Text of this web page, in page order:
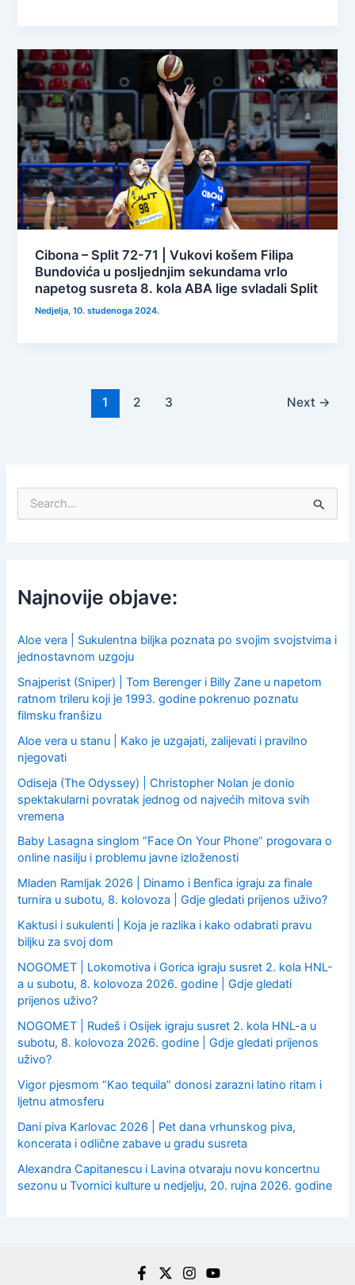
Cibona – Split 72-71 | Vukovi košem Filipa
Bundovića u posljednjim sekundama vrlo
napetog susreta 8. kola ABA lige svladali Split
Nedjelja, 10. studenoga 2024.
1 2 3 Next →
f
o
:
Najnovije objave:
Aloe vera | Sukulentna biljka poznata po svojim svojstvima i
jednostavnom uzgoju
Snajperist (Sniper) | Tom Berenger i Billy Zane u napetom
ratnom trileru koji je 1993. godine pokrenuo poznatu
filmsku franšizu
Aloe vera u stanu | Kako je uzgajati, zalijevati i pravilno
njegovati
Odiseja (The Odyssey) | Christopher Nolan je donio
spektakularni povratak jednog od najvećih mitova svih
vremena
Baby Lasagna singlom “Face On Your Phone” progovara o
online nasilju i problemu javne izloženosti
Mladen Ramljak 2026 | Dinamo i Benfica igraju za finale
turnira u subotu, 8. kolovoza | Gdje gledati prijenos uživo?
Kaktusi i sukulenti | Koja je razlika i kako odabrati pravu
biljku za svoj dom
NOGOMET | Lokomotiva i Gorica igraju susret 2. kola HNL-
a u subotu, 8. kolovoza 2026. godine | Gdje gledati
prijenos uživo?
NOGOMET | Rudeš i Osijek igraju susret 2. kola HNL-a u
subotu, 8. kolovoza 2026. godine | Gdje gledati prijenos
uživo?
Vigor pjesmom “Kao tequila” donosi zarazni latino ritam i
ljetnu atmosferu
Dani piva Karlovac 2026 | Pet dana vrhunskog piva,
koncerata i odlične zabave u gradu susreta
Alexandra Capitanescu i Lavina otvaraju novu koncertnu
sezonu u Tvornici kulture u nedjelju, 20. rujna 2026. godine